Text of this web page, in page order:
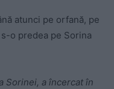
atunci pe orfană, pe
o predea pe Sorina
Sorinei, a încercat în